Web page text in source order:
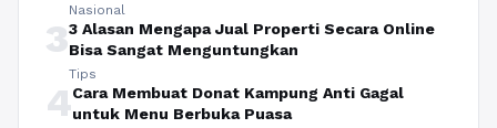
Nasional
33 Alasan Mengapa Jual Properti Secara Online
Bisa Sangat Menguntungkan
Tips
4Cara Membuat Donat Kampung Anti Gagal
untuk Menu Berbuka Puasa